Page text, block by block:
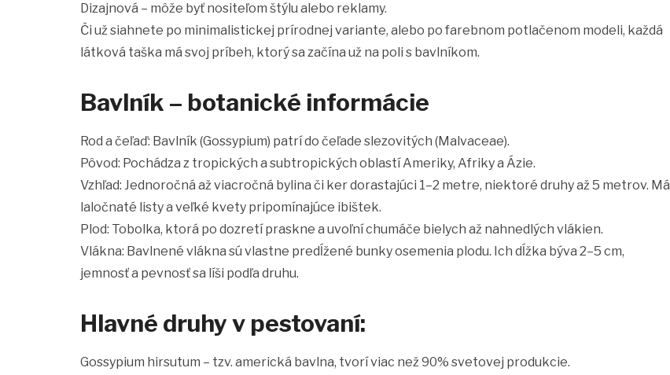
Dizajnová – môže byť nositeľom štýlu alebo reklamy.
Či už siahnete po minimalistickej prírodnej variante, alebo po farebnom potlačenom modeli, každá
látková taška má svoj príbeh, ktorý sa začína už na poli s bavlníkom.
Bavlník – botanické informácie
Rod a čeľaď: Bavlník (Gossypium) patrí do čeľade slezovitých (Malvaceae).
Pôvod: Pochádza z tropických a subtropických oblastí Ameriky, Afriky a Ázie.
Vzhľad: Jednoročná až viacročná bylina či ker dorastajúci 1–2 metre, niektoré druhy až 5 metrov. Má
laločnaté listy a veľké kvety pripomínajúce ibištek.
Plod: Tobolka, ktorá po dozretí praskne a uvoľní chumáče bielych až nahnedlých vlákien.
Vlákna: Bavlnené vlákna sú vlastne predĺžené bunky osemenia plodu. Ich dĺžka býva 2–5 cm,
jemnosť a pevnosť sa líši podľa druhu.
Hlavné druhy v pestovaní:
Gossypium hirsutum – tzv. americká bavlna, tvorí viac než 90% svetovej produkcie.